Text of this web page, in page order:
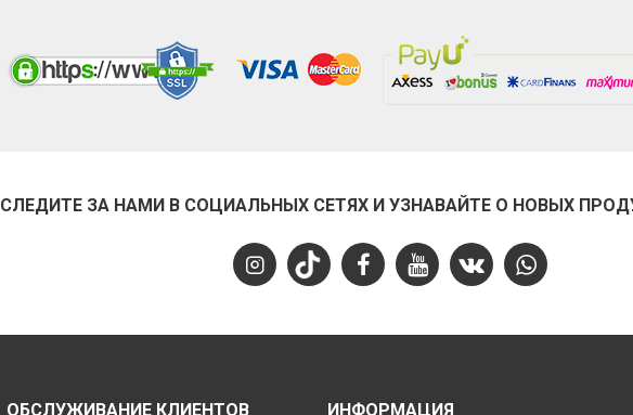
СЛЕДИТЕ ЗА НАМИ В СОЦИАЛЬНЫХ СЕТЯХ И УЗНАВАЙТЕ О НОВЫХ
ОБСЛУЖИВАНИЕ КЛИЕНТОВ ИНФОРМАЦИЯ